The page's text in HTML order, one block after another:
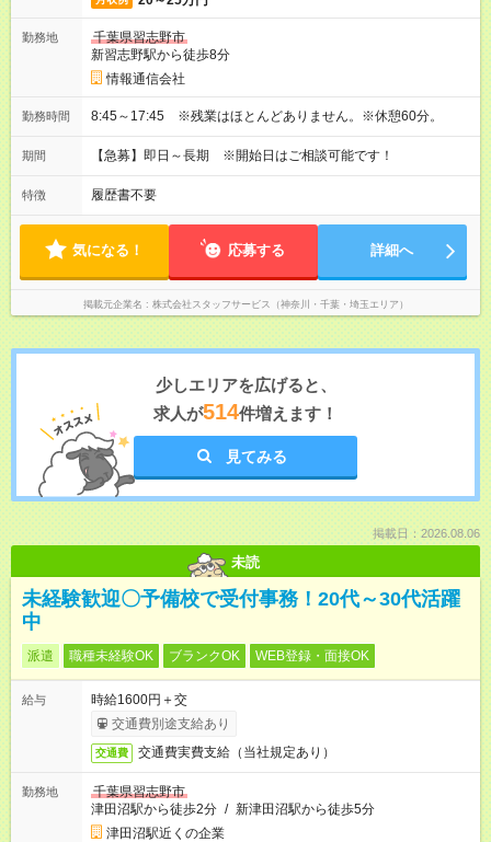
勤務地
千葉県習志野市
新習志野駅から徒歩8分
情報通信会社
勤務時間 8:45～17:45 ※残業はほとんどありません。※休憩60分。
期間 【急募】即日～長期 ※開始日はご相談可能です！
特徴 履歴書不要
気になる！ 応募する 詳細へ
掲載元企業名 株式会社スタッフサービス（神奈川・千葉・埼玉エリア）
少しエリアを広げると、
求人が514件増えます！
見てみる
掲載日：2026.08.06
未読
未経験歓迎〇予備校で受付事務！20代～30代活躍
中
派遣 職種未経験OK ブランクOK WEB登録・面接OK
給与
時給1600円＋交
交通費別途支給あり
交通費 交通費実費支給（当社規定あり）
勤務地
千葉県習志野市
津田沼駅から徒歩2分 / 新津田沼駅から徒歩5分
津田沼駅近くの企業